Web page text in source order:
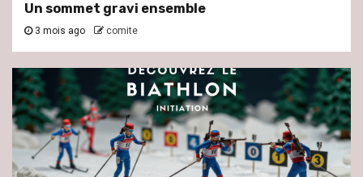
Un sommet gravi ensemble
3 mois ago comite